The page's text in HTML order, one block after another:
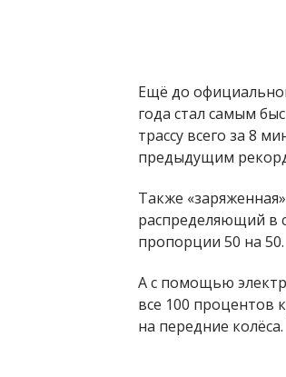
Ещё до
года стал самым
трассу всего за 8
предыдущим
Также
распределяющий в
пропорции 50 на 50.
А с помощью
все 100 процентов
на передние колёса.